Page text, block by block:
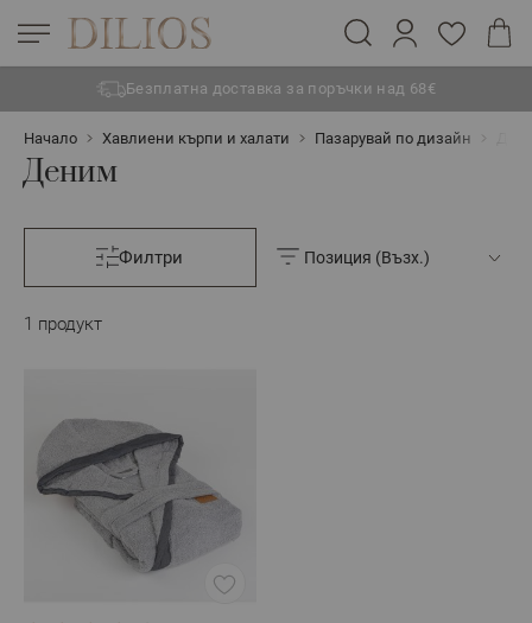
Безплатна доставка за поръчки над 68€
Начало Хавлиени кърпи и халати Пазарувай по дизайн
Деним
Филтри
1 продукт